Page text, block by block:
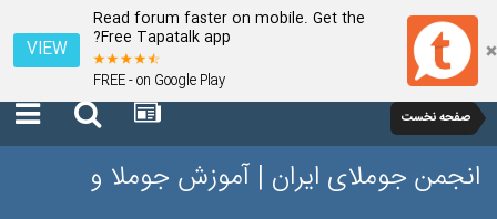
Read forum faster on mobile. Get the
Free Tapatalk app?
FREE - on Google Play
VIEW
صفحه نخست
انجمن جوملای ایران | آموزش جوملا و